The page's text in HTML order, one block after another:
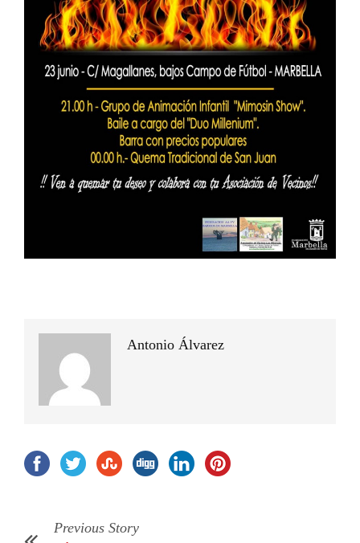
Antonio Álvarez
Previous Story